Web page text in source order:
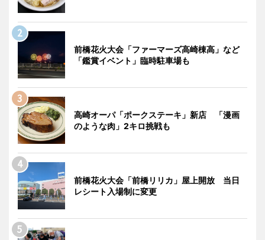
前橋花火大会「ファーマーズ高崎棟高」など
「鑑賞イベント」臨時駐車場も
高崎オーパ「ポークステーキ」新店 「漫画
のような肉」2キロ挑戦も
前橋花火大会「前橋リリカ」屋上開放 当日
レシート入場制に変更